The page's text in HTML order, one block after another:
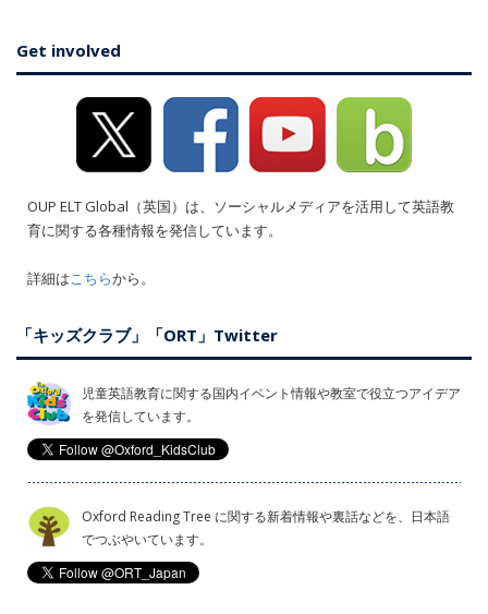
Get involved
OUP ELT Global（英国）は、ソーシャルメディアを活用して英語教
育に関する各種情報を発信しています。
詳細はこちらから。
「キッズクラブ」「ORT」Twitter
児童英語教育に関する国内イベント情報や教室で役立つアイデア
を発信しています。
Oxford Reading Tree に関する新着情報や裏話などを、日本語
でつぶやいています。